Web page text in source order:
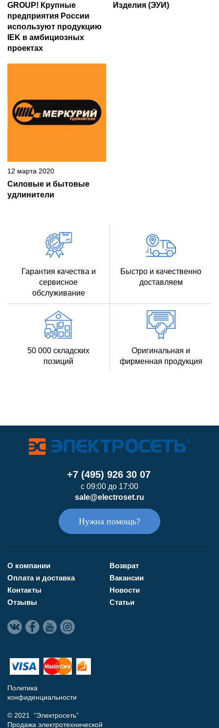
GROUP! Крупные
предприятия России
используют продукцию
IEK в амбициозных
проектах
Изделия (ЭУИ)
12 марта 2020
Силовые и бытовые
удлинители
Гарантия качества и
сервисное
обслуживание
Быстро и качественно
доставляем
50 000 складских
позиций
Оригинальная и
фирменная продукция
+7 (495) 926 30 07
с 09:00 до 17:00
sale@electroset.ru
Нужна помощь?
О компании
Оплата и доставка
Контакты
Отзывы
Возврат
Вакансии
Новости
Статьи
Политика
конфиденциальности
© 2021 “Электросеть”
Продажа электротехнической